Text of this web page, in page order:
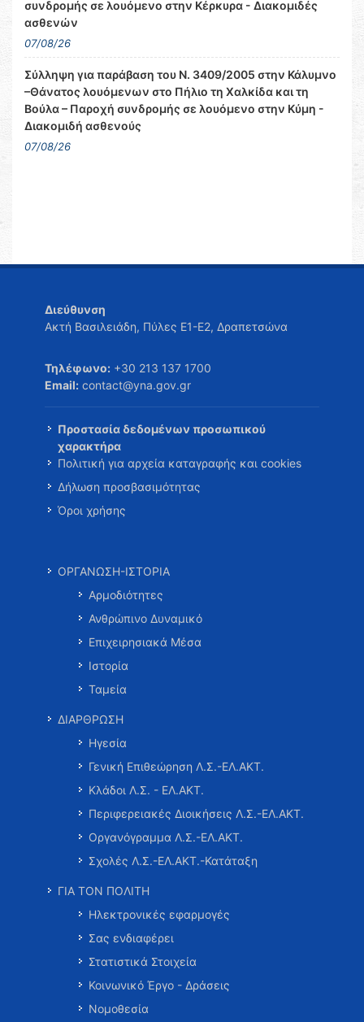
συνδρομής σε λουόμενο στην Κέρκυρα - Διακομιδές
ασθενών
07/08/26
Σύλληψη για παράβαση του Ν. 3409/2005 στην Κάλυμνο
–Θάνατος λουόμενων στο Πήλιο τη Χαλκίδα και τη
Βούλα – Παροχή συνδρομής σε λουόμενο στην Κύμη -
Διακομιδή ασθενούς
07/08/26
Διεύθυνση
Ακτή Βασιλειάδη, Πύλες Ε1-Ε2, Δραπετσώνα
Τηλέφωνο: +30 213 137 1700
Email: contact@yna.gov.gr
Προστασία δεδομένων προσωπικού
χαρακτήρα
Πολιτική για αρχεία καταγραφής και cookies
Δήλωση προσβασιμότητας
Όροι χρήσης
ΟΡΓΑΝΩΣΗ-ΙΣΤΟΡΙΑ
Αρμοδιότητες
Ανθρώπινο Δυναμικό
Επιχειρησιακά Μέσα
Ιστορία
Ταμεία
ΔΙΑΡΘΡΩΣΗ
Ηγεσία
Γενική Επιθεώρηση Λ.Σ.-ΕΛ.ΑΚΤ.
Κλάδοι Λ.Σ. - ΕΛ.ΑΚΤ.
Περιφερειακές Διοικήσεις Λ.Σ.-ΕΛ.ΑΚΤ.
Οργανόγραμμα Λ.Σ.-ΕΛ.ΑΚΤ.
Σχολές Λ.Σ.-ΕΛ.ΑΚΤ.-Κατάταξη
ΓΙΑ ΤΟΝ ΠΟΛΙΤΗ
Ηλεκτρονικές εφαρμογές
Σας ενδιαφέρει
Στατιστικά Στοιχεία
Κοινωνικό Έργο - Δράσεις
Νομοθεσία